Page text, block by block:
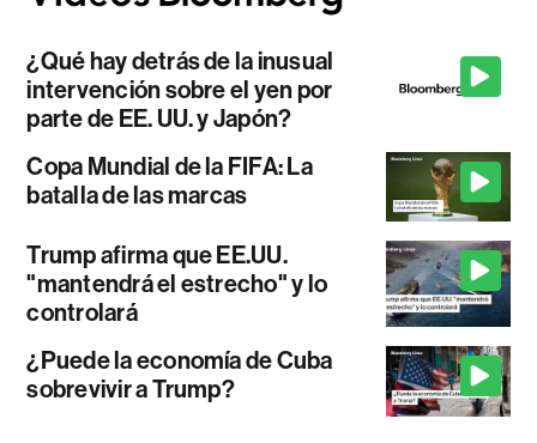
¿Qué hay detrás de la inusual
intervención sobre el yen por
parte de EE. UU. y Japón?
Copa Mundial de la FIFA: La
batalla de las marcas
Trump afirma que EE.UU.
"mantendrá el estrecho" y lo
controlará
¿Puede la economía de Cuba
sobrevivir a Trump?